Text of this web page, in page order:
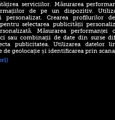
serviciilor. Măsurarea
de pe un dispozitiv.
personalizat. Crearea profilurilor
selectarea publicității
Măsurarea performanței
sau combinații de date din surse
publicitatea. Utilizarea datelor
de geolocație și identificarea prin